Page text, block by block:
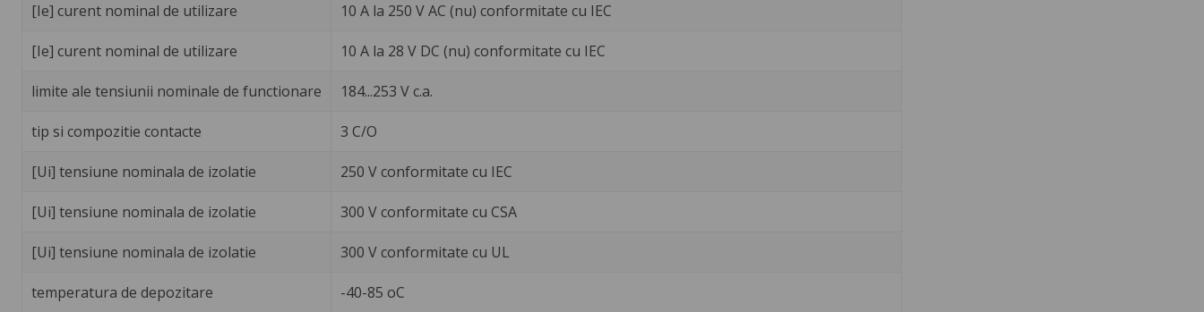
[Ie] curent nominal de utilizare 10 A la 250 V AC (nu) conformitate cu IEC
[Ie] curent nominal de utilizare 10 A la 28 V DC (nu) conformitate cu IEC
limite ale tensiunii nominale de functionare 184...253 V c.a.
tip si compozitie contacte 3 C/O
[Ui] tensiune nominala de izolatie 250 V conformitate cu IEC
[Ui] tensiune nominala de izolatie 300 V conformitate cu CSA
[Ui] tensiune nominala de izolatie 300 V conformitate cu UL
temperatura de depozitare -40-85 oC